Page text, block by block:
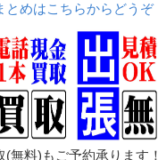
とめはこちらからどうぞ
無料)もご予約承ります！